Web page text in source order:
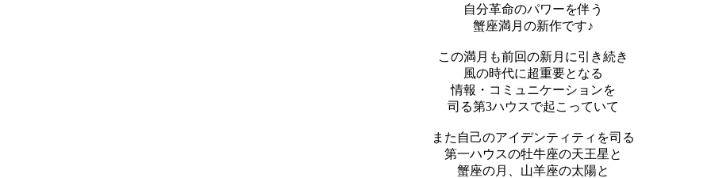
自分革命のパワーを伴う
蟹座満月の新作です♪
この満月も前回の新月に引き続き
風の時代に超重要となる
情報・コミュニケーションを
司る第3ハウスで起こっていて
また自己のアイデンティティを司る
第一ハウスの牡牛座の天王星と
蟹座の月、山羊座の太陽と